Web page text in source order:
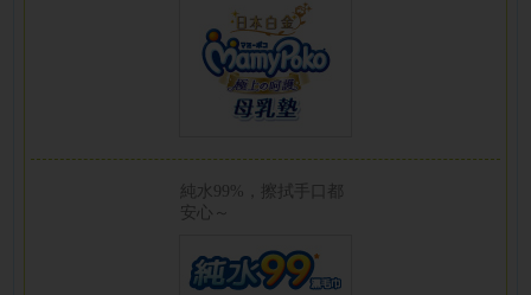
純水99%，擦拭手口都
安心～